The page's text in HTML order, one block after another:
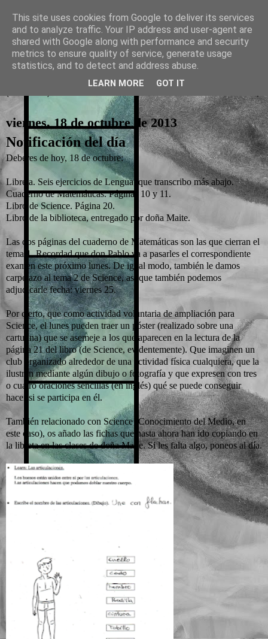
La otra tutoría de Javier
Recursos para Educación Primaria
▼
viernes, 18 de octubre de 2013
Notificación del día
Deberes de hoy, 18 de octubre:
Libreta. Seis ejercicios de Lengua, que transcribo más abajo.
Cuaderno de Matemáticas. Páginas 10 y 11.
Libro de Science. Página 20.
Libro de la biblioteca, entregado por doña Maite.
Las dos páginas del cuaderno de Matemáticas son las que cierran el
tema 1. Recordad que don Pablo va a pasarles el correspondiente
examen este próximo lunes. De igual modo, también le damos
carpetazo al tema 2 de Science, así que también podemos
adjudicarle fecha: viernes 25.
Por cierto, que como actividad voluntaria de ampliación para
Science, el lunes pueden traer un póster (realizado sobre una
cartulina) que se asemeje a los que aparecen en la lectura de la
página 21 del libro (de Science, evidentemente). Que imaginen un
club organizado alrededor de una actividad física cualquiera, que la
ilustren mediante algún dibujo o fotografía y que expresen con tres
o cuatro oraciones sencillas (en inglés) qué se puede conseguir
hacer si se participa en él.
También relacionado con Science (Conocimiento del Medio, en
este caso), os añado las fichas que hasta ahora han ido copiando en
la libreta en las clases de doña Maite. Si les falta algo, poneos al día.
This site uses cookies from Google to deliver its services
and to analyze traffic. Your IP address and user-agent are
shared with Google along with performance and security
metrics to ensure quality of service, generate usage
statistics, and to detect and address abuse.
LEARN MORE GOT IT